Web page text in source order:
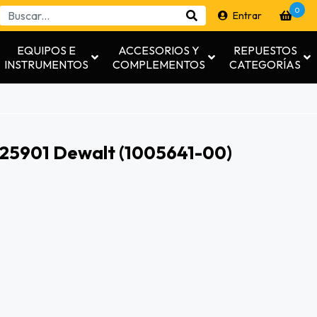
Entrar 0
EQUIPOS E
INSTRUMENTOS
ACCESORIOS Y
COMPLEMENTOS
REPUESTOS
CATEGORÍAS
Dewalt (1005641-00)